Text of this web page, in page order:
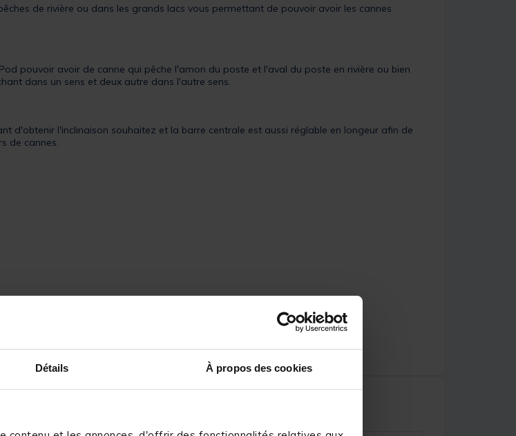
Détails À propos des cookies
de rivière ou dans les grands lacs vous permettant de pouvoir avoir les cannes
pouvoir avoir de canne qui pêche l'amon du poste et l'aval du poste en rivière ou bien
dans un sens et deux autre dans l'autre sens.
d'obtenir l'inclinaison souhaitez et la barre centrale est aussi réglable en longeur afin de
de cannes.
centrale